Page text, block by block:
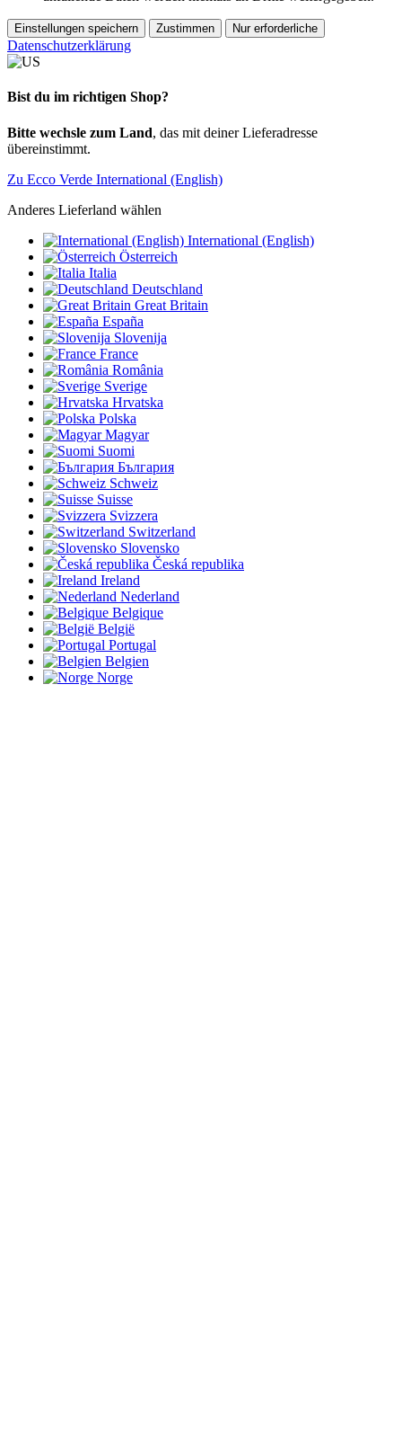
Einstellungen speichern Zustimmen Nur erforderliche
Datenschutzerklärung
Bist du im richtigen Shop?
Bitte wechsle zum Land, das mit deiner Lieferadresse
übereinstimmt.
Zu Ecco Verde International (English)
Anderes Lieferland wählen
International (English)
Österreich
Italia
Deutschland
Great Britain
España
Slovenija
France
România
Sverige
Hrvatska
Polska
Magyar
Suomi
България
Schweiz
Suisse
Svizzera
Switzerland
Slovensko
Česká republika
Ireland
Nederland
Belgique
België
Portugal
Belgien
Norge